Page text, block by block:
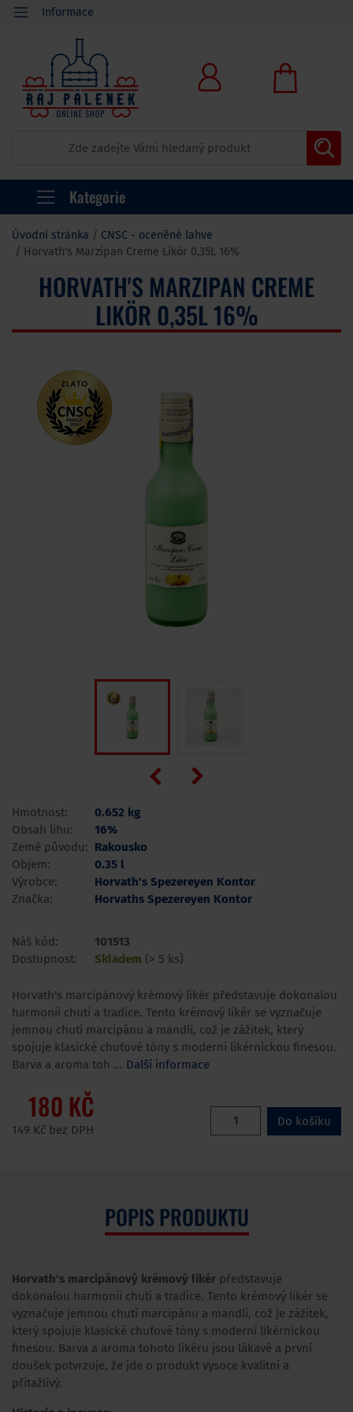
Informace
Kategorie
Úvodní stránka
CNSC - oceněné lahve
Horvath's Marzipan Creme Likör 0,35L 16%
HORVATH'S MARZIPAN CREME
LIKÖR 0,35L 16%
Hmotnost:
0.652 kg
Obsah lihu:
16%
Země původu: Rakousko
Objem:
0.35 l
Výrobce:
Horvath's Spezereyen Kontor
Značka:
Horvaths Spezereyen Kontor
Náš kód:
101513
Dostupnost:
Skladem (> 5 ks)
Horvath's marcipánový krémový likér představuje dokonalou
harmonii chuti a tradice. Tento krémový likér se vyznačuje
jemnou chutí marcipánu a mandlí, což je zážitek, který
spojuje klasické chuťové tóny s moderní likérnickou finesou.
Barva a aroma toh ... Další informace
180 KČ
149 Kč bez DPH
Do košíku
POPIS PRODUKTU
Horvath's marcipánový krémový likér představuje
dokonalou harmonii chuti a tradice. Tento krémový likér se
vyznačuje jemnou chutí marcipánu a mandlí, což je zážitek,
který spojuje klasické chuťové tóny s moderní likérnickou
finesou. Barva a aroma tohoto likéru jsou lákavé a první
doušek potvrzuje, že jde o produkt vysoce kvalitní a
přitažlivý.